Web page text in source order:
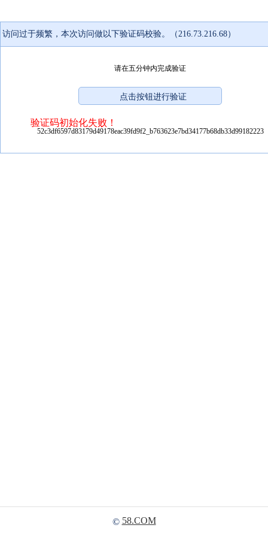
访问过于频繁，本次访问做以下验证码校验。（216.73.216.68）
请在五分钟内完成验证
验证码初始化失败！
52c3df6597d83179d49178eac39fd9f2_b763623e7bd34177b68db33d99182223
© 58.COM